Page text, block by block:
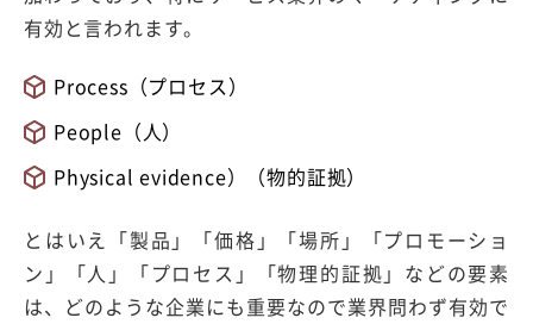
有効と言われます。
Process（プロセス）
People（人）
Physical evidence）（物的証拠）
とはいえ「製品」「価格」「場所」「プロモーショ
ン」「人」「プロセス」「物理的証拠」などの要素
は、どのような企業にも重要なので業界問わず有効で